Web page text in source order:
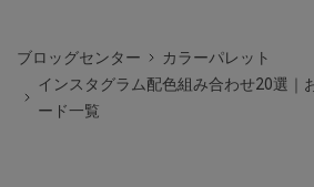
ブロッグセンター
カラーパレット
インスタグラム配色組み合わせ20選｜
ード一覧